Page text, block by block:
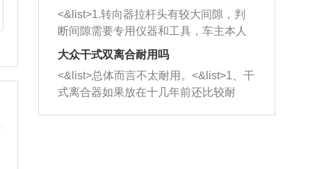
放在燃油箱中，与燃油混合后，车辆启
动时，就可以和汽油一起进入到燃烧
室，最后形成废气排出，就可以让三元
催化器得到清洗，排气管堵塞的情况就
能够得到解决。
驾驶车辆时，不需要记忆也能打好方
向。
逐渐减弱，导致渗油或漏油。<&list>2、
活塞间隙过大：积碳会使活塞环与缸体
的间隙扩大，导致机油流入燃烧室中，
造成烧机油。<&list>3、机油粘度。使用
机油粘度过小的话，同样会有烧机油现
象，机油粘度过小具有很好的流动性，
<&list>1.转向器拉杆头有较大间隙，判
断间隙需要专用仪器和工具，车主本人
无法制作，需要将车辆送到修理厂或4s
店；<&list>2.车辆半轴套管防尘罩破
裂，破裂后会出现漏油现象，使半轴磨
损严重，磨损的半轴容易损坏，产生异
响；<&list>3.稳定器的转向胶套和球头
大众干式双离合耐用吗
<&list>总体而言不太耐用。<&list>1、干
式离合器如果放在十几年前还比较耐